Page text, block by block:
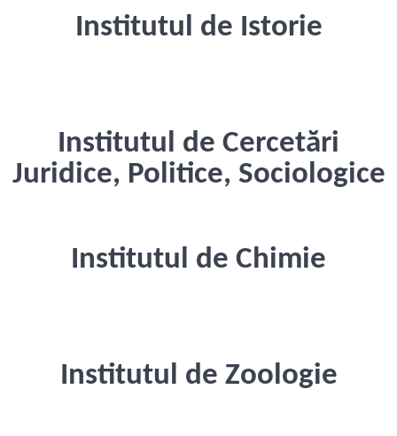
Institutul de Istorie
Institutul de Cercetări
Juridice, Politice, Sociologice
Institutul de Chimie
Institutul de Zoologie